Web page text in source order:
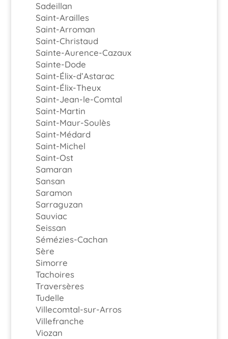
Sadeillan
Saint-Arailles
Saint-Arroman
Saint-Christaud
Sainte-Aurence-Cazaux
Sainte-Dode
Saint-Élix-d’Astarac
Saint-Élix-Theux
Saint-Jean-le-Comtal
Saint-Martin
Saint-Maur-Soulès
Saint-Médard
Saint-Michel
Saint-Ost
Samaran
Sansan
Saramon
Sarraguzan
Sauviac
Seissan
Sémézies-Cachan
Sère
Simorre
Tachoires
Traversères
Tudelle
Villecomtal-sur-Arros
Villefranche
Viozan